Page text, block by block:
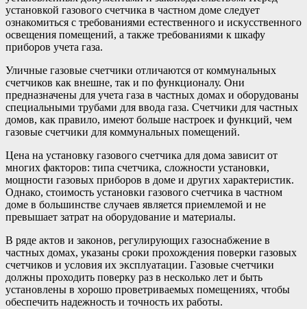
установкой газового счетчика в частном доме следует
ознакомиться с требованиями естественного и искусственного
освещения помещений, а также требованиями к шкафу
приборов учета газа.
Уличные газовые счетчики отличаются от коммунальных
счетчиков как внешне, так и по функционалу. Они
предназначены для учета газа в частных домах и оборудованы
специальными трубами для ввода газа. Счетчики для частных
домов, как правило, имеют больше настроек и функций, чем
газовые счетчики для коммунальных помещений.
Цена на установку газового счетчика для дома зависит от
многих факторов: типа счетчика, сложности установки,
мощности газовых приборов в доме и других характеристик.
Однако, стоимость установки газового счетчика в частном
доме в большинстве случаев является приемлемой и не
превышает затрат на оборудование и материалы.
В ряде актов и законов, регулирующих газоснабжение в
частных домах, указаны сроки прохождения поверки газовых
счетчиков и условия их эксплуатации. Газовые счетчики
должны проходить поверку раз в несколько лет и быть
установлены в хорошо проветриваемых помещениях, чтобы
обеспечить надежность и точность их работы.